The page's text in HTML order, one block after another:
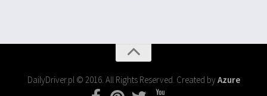
DailyDriver.pl © 2016. All Rights Reserved. Created byAzure